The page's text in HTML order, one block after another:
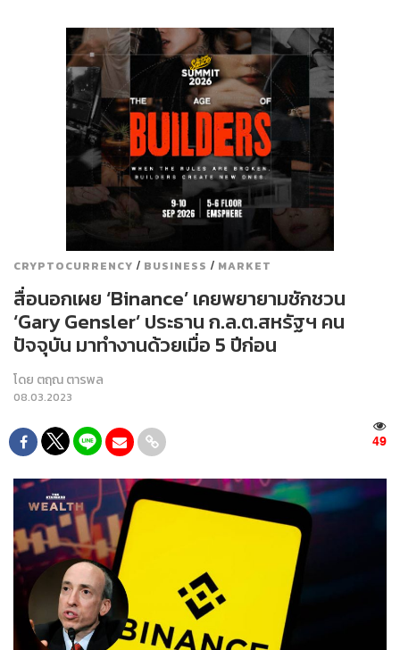
CRYPTOCURRENCY / BUSINESS / MARKET
สื่อนอกเผย ‘Binance’ เคยพยายามชักชวน
‘Gary Gensler’ ประธาน ก.ล.ต.สหรัฐฯ คน
ปัจจุบัน มาทำงานด้วยเมื่อ 5 ปีก่อน
โดย ตฤณ ตารพล
08.03.2023
49